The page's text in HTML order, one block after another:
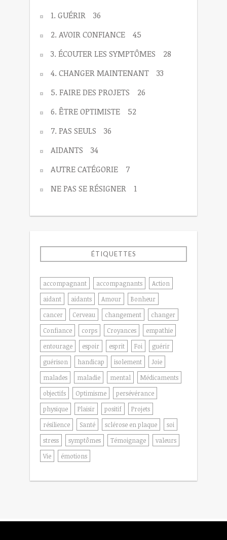
1. GUÉRIR
36
2. AVOIR CONFIANCE
45
3. ÉCOUTER LES SYMPTÔMES
28
4. CHANGER MAINTENANT
33
5. FAIRE DES PROJETS
26
6. ÊTRE OPTIMISTE
52
7. PAS SEULS
36
AIDANTS
34
AUTRE CATÉGORIE
7
NE PAS SE RÉSIGNER
1
ÉTIQUETTES
accompagnant accompagnants
Action
aidant
aidants Amour
Bonheur
cancer
Cerveau changement
changer
Confiance
corps Croyances
empathie
entourage
espoir esprit Foi
guérir
guérison
handicap isolement
Joie
malades
maladie mental
Médicaments
objectifs
Optimisme
persévérance
physique
Plaisir positif
Projets
résilience
Santé sclérose en plaque
soi
stress
symptômes Témoignage
valeurs
Vie
émotions